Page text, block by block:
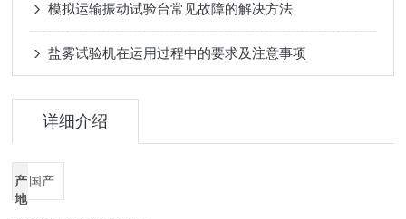
模拟运输振动试验台常见故障的解决方法
盐雾试验机在运用过程中的要求及注意事项
详细介绍
产
地
国产